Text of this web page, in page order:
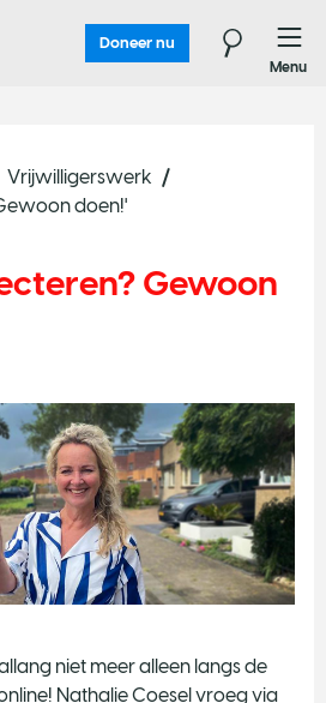
Doneer nu
Menu
Vrijwilligerswerk
doen!'
Gewoon
niet meer alleen langs de
Nathalie Coesel vroeg via